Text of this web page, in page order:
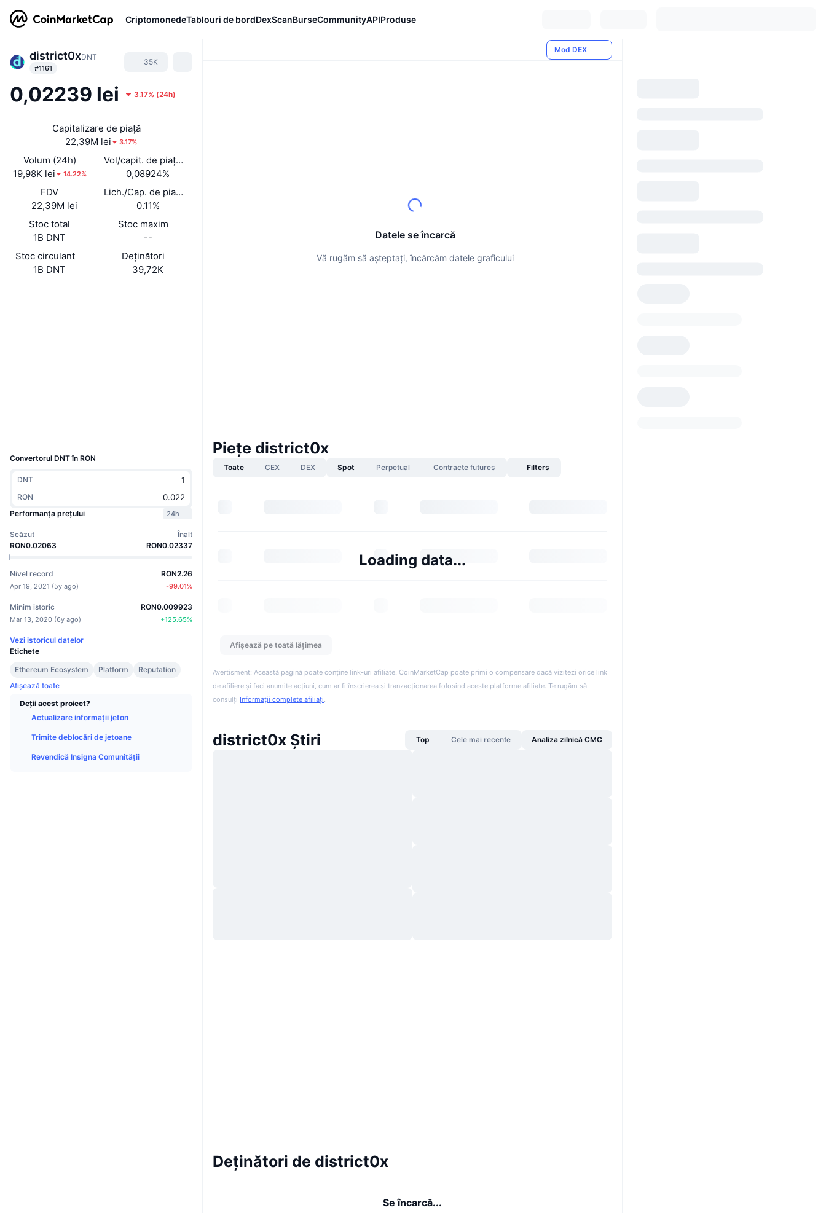
CriptomonedeTablouri de bordDexScanBurseCommunityAPIProduse
district0xDNT
#1161
35K
0,02239 lei 3.17% (24h)
Capitalizare de piață
22,39M lei
3.17%
Volum (24h)
19,98K lei
14.22%
Vol/capit. de piață (24 h)
0,08924%
FDV
22,39M lei
Lich./Cap. de piață
0.11%
Stoc total
1B DNT
Stoc maxim
--
Stoc circulant
1B DNT
Deținători
39,72K
Convertorul DNT în RON
DNT
RON
Performanța prețului
24h
Scăzut
RON0.02063
Înalt
RON0.02337
Nivel record
Apr 19, 2021 (5y ago)
RON2.26
-99.01%
Minim istoric
Mar 13, 2020 (6y ago)
RON0.009923
+125.65%
Vezi istoricul datelor
Etichete
Ethereum Ecosystem
Platform
Reputation
Afișează toate
Deții acest proiect?
Actualizare informații jeton
Trimite deblocări de jetoane
Revendică Insigna Comunității
Mod DEX
Datele se încarcă
Vă rugăm să așteptați, încărcăm datele graficului
Piețe district0x
Toate CEX DEX Spot Perpetual Contracte futures Filters
Loading data...
Afișează pe toată lățimea
Avertisment: Această pagină poate conține link-uri afiliate. CoinMarketCap poate primi o compensare dacă vizitezi orice link
de afiliere și faci anumite acțiuni, cum ar fi înscrierea și tranzacționarea folosind aceste platforme afiliate. Te rugăm să
consulți Informații complete afiliați.
district0x Știri Top Cele mai recente Analiza zilnică CMC
Deținători de district0x
Se încarcă...